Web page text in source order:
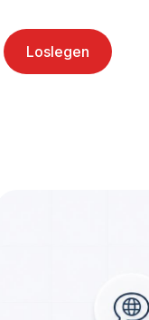
Loslegen